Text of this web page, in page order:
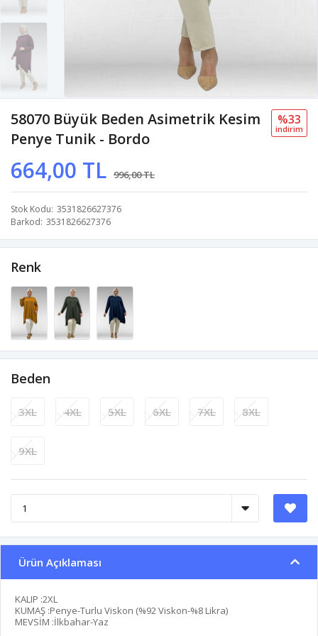
58070 Büyük Beden Asimetrik Kesim
Penye Tunik - Bordo
664,00 TL 996,00 TL
%33
i̇ndi̇ri̇m
Stok Kodu 3531826627376
Barkod 3531826627376
Renk
Beden
3XL 4XL 5XL 6XL 7XL 8XL
9XL
Ürün Açıklaması
KALIP :2XL
KUMAŞ :Penye-Turlu Viskon (%92 Viskon-%8 Likra)
MEVSİM :İlkbahar-Yaz